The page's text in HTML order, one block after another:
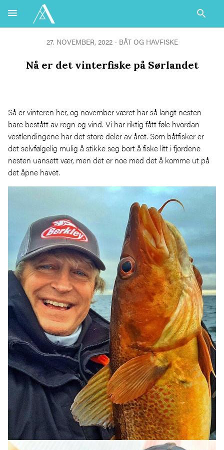
27. NOVEMBER, 2022 - BÅT OG HAVFISKE
Nå er det vinterfiske på Sørlandet
Så er vinteren her, og november været har så langt nesten
bare bestått av regn og vind. Vi har riktig fått føle hvordan
vestlendingene har det store deler av året. Som båtfisker er
det selvfølgelig mulig å stikke seg bort å fiske litt i fjordene
nesten uansett vær, men det er noe med det å komme ut på
det åpne havet.